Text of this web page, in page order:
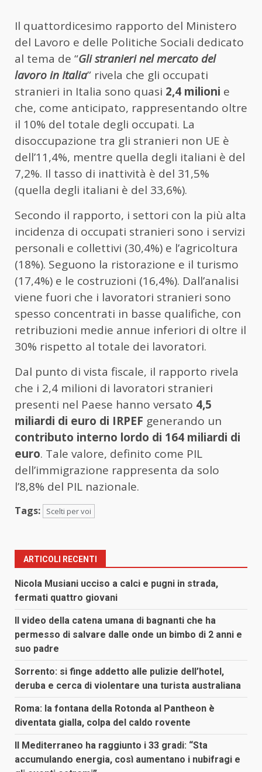
Il quattordicesimo rapporto del Ministero
del Lavoro e delle Politiche Sociali dedicato
al tema de “Gli stranieri nel mercato del
lavoro in Italia” rivela che gli occupati
stranieri in Italia sono quasi 2,4 milioni e
che, come anticipato, rappresentando oltre
il 10% del totale degli occupati. La
disoccupazione tra gli stranieri non UE è
dell’11,4%, mentre quella degli italiani è del
7,2%. Il tasso di inattività è del 31,5%
(quella degli italiani è del 33,6%).
Secondo il rapporto, i settori con la più alta
incidenza di occupati stranieri sono i servizi
personali e collettivi (30,4%) e l’agricoltura
(18%). Seguono la ristorazione e il turismo
(17,4%) e le costruzioni (16,4%). Dall’analisi
viene fuori che i lavoratori stranieri sono
spesso concentrati in basse qualifiche, con
retribuzioni medie annue inferiori di oltre il
30% rispetto al totale dei lavoratori.
Dal punto di vista fiscale, il rapporto rivela
che i 2,4 milioni di lavoratori stranieri
presenti nel Paese hanno versato 4,5
miliardi di euro di IRPEF generando un
contributo interno lordo di 164 miliardi di
euro. Tale valore, definito come PIL
dell’immigrazione rappresenta da solo
l’8,8% del PIL nazionale.
Tags: Scelti per voi
ARTICOLI RECENTI
Nicola Musiani ucciso a calci e pugni in strada,
fermati quattro giovani
Il video della catena umana di bagnanti che ha
permesso di salvare dalle onde un bimbo di 2 anni e
suo padre
Sorrento: si finge addetto alle pulizie dell’hotel,
deruba e cerca di violentare una turista australiana
Roma: la fontana della Rotonda al Pantheon è
diventata gialla, colpa del caldo rovente
Il Mediterraneo ha raggiunto i 33 gradi: “Sta
accumulando energia, così aumentano i nubifragi e